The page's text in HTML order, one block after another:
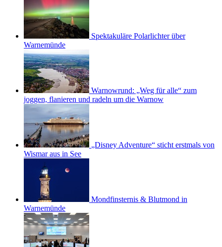
Spektakuläre Polarlichter über
Warnemünde
Warnowrund: „Weg für alle“ zum
joggen, flanieren und radeln um die Warnow
„Disney Adventure“ sticht erstmals von
Wismar aus in See
Mondfinsternis & Blutmond in
Warnemünde